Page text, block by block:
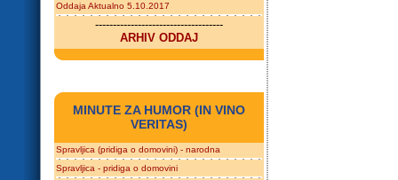
Oddaja Aktualno 5.10.2017
------------------------------------
ARHIV ODDAJ
MINUTE ZA HUMOR (IN VINO
VERITAS)
Spravljica (pridiga o domovini) - narodna
Spravljica - pridiga o domovini